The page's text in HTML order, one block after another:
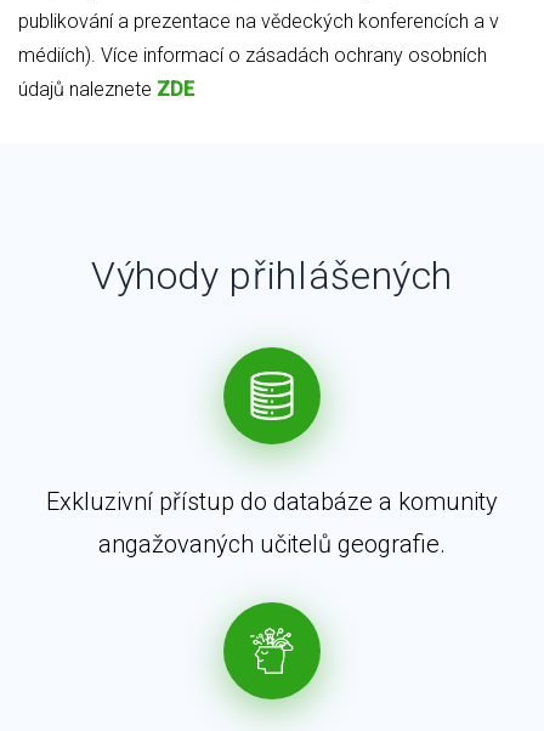
publikování a prezentace na vědeckých konferencích a v
médiích). Více informací o zásadách ochrany osobních
údajů naleznete ZDE
Výhody přihlášených
Exkluzivní přístup do databáze a komunity
angažovaných učitelů geografie.